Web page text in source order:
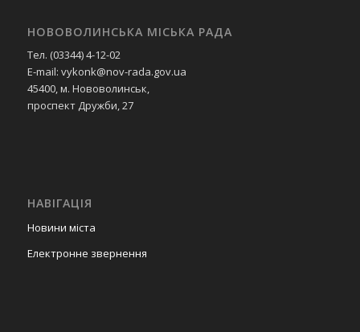
НОВОВОЛИНСЬКА МІСЬКА РАДА
Тел. (03344) 4-12-02
E-mail: vykonk@nov-rada.gov.ua
45400, м. Нововолинськ,
проспект Дружби, 27
НАВІГАЦІЯ
Новини міста
Електронне звернення